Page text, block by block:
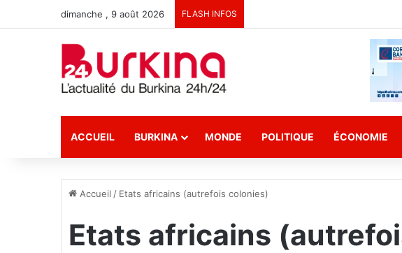
dimanche , 9 août 2026 FLASH INFOS
ACCUEIL BURKINA MONDE POLITIQUE ÉCONOMIE
Accueil / Etats africains (autrefois colonies)
Etats africains